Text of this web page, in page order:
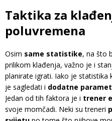
Taktika za
poluvremena
Osim same statistike, na što
prilikom klađenja, važno je i
planirate igrati. Iako je statistika
je sagledati i dodatne
Jedan od tih faktora je i trener
svoje momčadi. Neki su treneri